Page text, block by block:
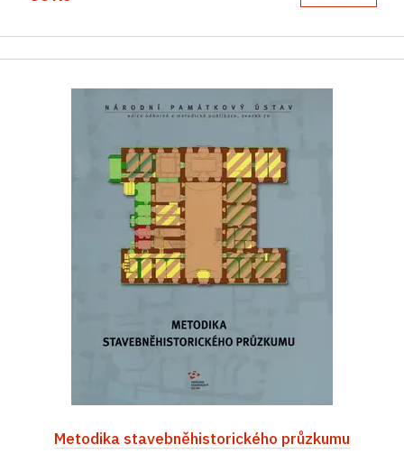
Metodika stavebněhistorického průzkumu